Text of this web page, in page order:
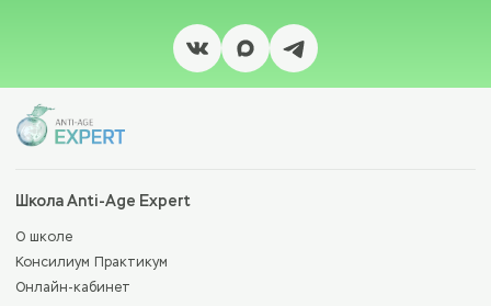
Школа Anti-Age Expert
О школе
Консилиум Практикум
Онлайн-кабинет